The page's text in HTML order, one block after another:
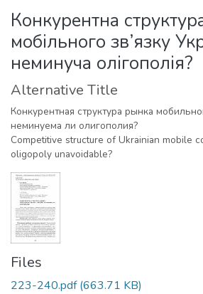
Statistics
Конкурентна
мобільного зв’язку
неминуча олігополія?
Alternative Title
Конкурентная структура рынка
неминуема ли олигополия?
Competitive structure of Ukrainian mobile
oligopoly unavoidable?
Files
223-240.pdf(663.71 KB)